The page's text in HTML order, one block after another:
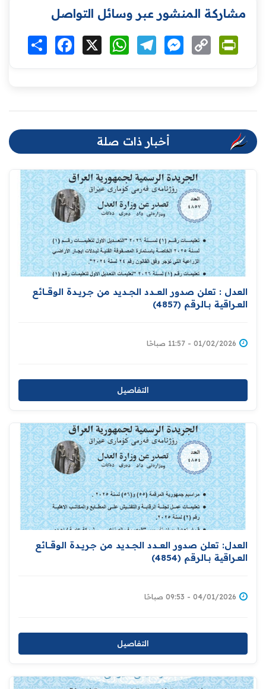
مشاركة المنشور عبر وسائل التواصل
انشر Facebook WhatsAppTelegramMessenger
Copy
Link
أخبار ذات صلة
العدل : تعلن صدور العــــدد الجـــديد من جـريــدة ‏الوقــــائع
العــراقية بــالرقم (4857)‏
01/02/2026 - 11:57 صباحًا
التفاصيل
العدل: تعلن صدور العــــدد الجـــديد من جـريــدة ‏الوقــــائع
العــراقية بــالرقم (4854)‏
04/01/2026 - 09:53 صباحًا
التفاصيل